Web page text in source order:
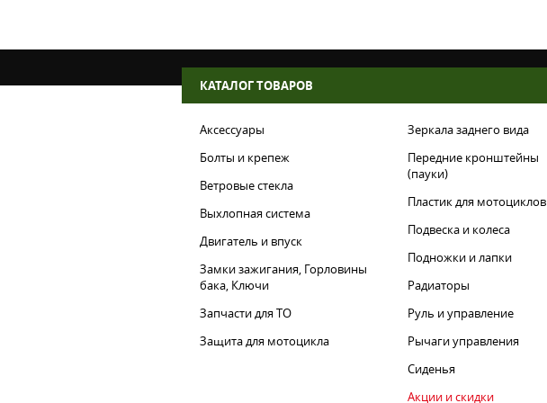
КАТАЛОГ ТОВАРОВ
Аксессуары
Болты и крепеж
Ветровые стекла
Выхлопная система
Двигатель и впуск
Замки зажигания, Горловины
бака, Ключи
Запчасти для ТО
Защита для мотоцикла
Зеркала заднего вида
Передние кронштейны
(пауки)
Пластик для мотоциклов
Подвеска и колеса
Подножки и лапки
Радиаторы
Руль и управление
Рычаги управления
Сиденья
Акции и скидки